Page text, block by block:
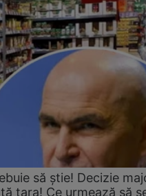
să știe! Decizie
țara! Ce urmează să